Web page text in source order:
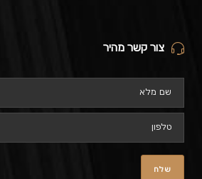
צור קשר מהיר